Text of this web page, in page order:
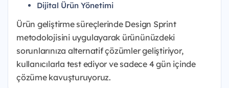
Dijital Ürün Yönetimi
Ürün geliştirme süreçlerinde Design Sprint
metodolojisini uygulayarak ürününüzdeki
sorunlarınıza alternatif çözümler geliştiriyor,
kullanıcılarla test ediyor ve sadece 4 gün içinde
çözüme kavuşturuyoruz.